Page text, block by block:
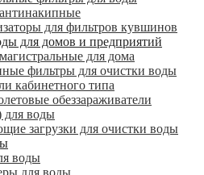
для фильтров кувшинов
для домов и предприятий
для дома
фильтры для очистки воды
кабинетного типа
обеззараживатели
для воды
загрузки для очистки воды
воды
для воды